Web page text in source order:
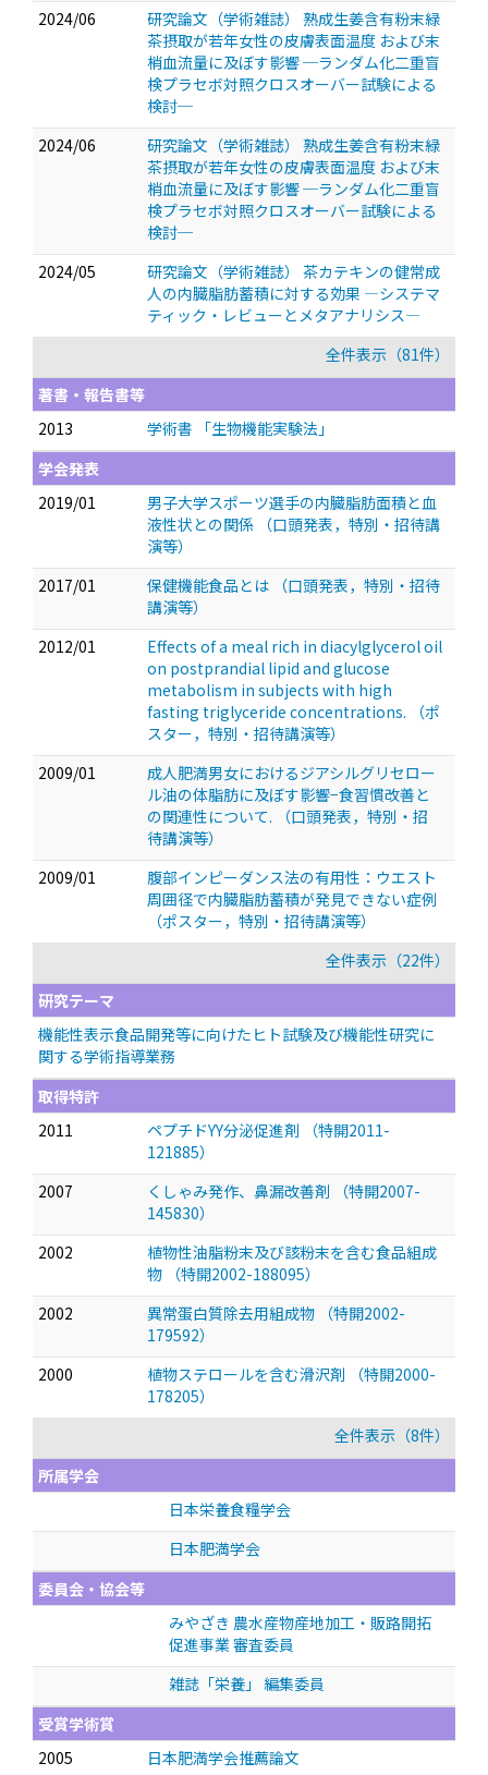
2024/06
研究論文（学術雑誌） 熟成生姜含有粉末緑
茶摂取が若年女性の皮膚表面温度 および末
梢血流量に及ぼす影響 ─ランダム化二重盲
検プラセボ対照クロスオーバー試験による
検討─
2024/06
研究論文（学術雑誌） 熟成生姜含有粉末緑
茶摂取が若年女性の皮膚表面温度 および末
梢血流量に及ぼす影響 ─ランダム化二重盲
検プラセボ対照クロスオーバー試験による
検討─
2024/05
研究論文（学術雑誌） 茶カテキンの健常成
人の内臓脂肪蓄積に対する効果 ―システマ
ティック・レビューとメタアナリシス―
全件表示（81件）
著書・報告書等
2013
学術書 「生物機能実験法」
学会発表
2019/01
男子大学スポーツ選手の内臓脂肪面積と血
液性状との関係
（口頭発表，特別・招待講
演等）
2017/01
保健機能食品とは
（口頭発表，特別・招待
講演等）
2012/01
Effects of a meal rich in diacylglycerol oil
on postprandial lipid and glucose
metabolism in subjects with high
fasting triglyceride concentrations.
（ポ
スター，特別・招待講演等）
2009/01
成人肥満男女におけるジアシルグリセロー
ル油の体脂肪に及ぼす影響−食習慣改善と
の関連性について.
（口頭発表，特別・招
待講演等）
2009/01
腹部インピーダンス法の有用性：ウエスト
周囲径で内臓脂肪蓄積が発見できない症例
（ポスター，特別・招待講演等）
全件表示（22件）
研究テーマ
機能性表示食品開発等に向けたヒト試験及び機能性研究に
関する学術指導業務
取得特許
2011
ペプチドYY分泌促進剤 （特開2011-
121885）
2007
くしゃみ発作、鼻漏改善剤 （特開2007-
145830）
2002
植物性油脂粉末及び該粉末を含む食品組成
物 （特開2002-188095）
2002
異常蛋白質除去用組成物 （特開2002-
179592）
2000
植物ステロールを含む滑沢剤 （特開2000-
178205）
全件表示（8件）
所属学会
日本栄養食糧学会
日本肥満学会
委員会・協会等
みやざき 農水産物産地加工・販路開拓
促進事業 審査委員
雑誌「栄養」 編集委員
受賞学術賞
2005
日本肥満学会推薦論文